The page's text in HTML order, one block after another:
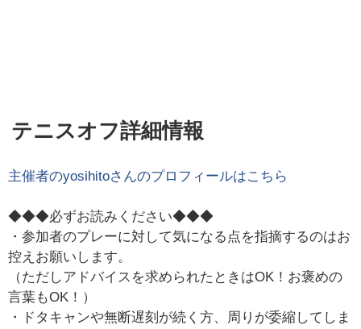
テニスオフ詳細情報
主催者のyosihitoさんのプロフィールはこちら
◆◆◆必ずお読みください◆◆◆
・参加者のプレーに対して気になる点を指摘するのはお
控えお願いします。
（ただしアドバイスを求められたときはOK！お褒めの
言葉もOK！）
・ドタキャンや無断遅刻が続く方、周りが委縮してしま